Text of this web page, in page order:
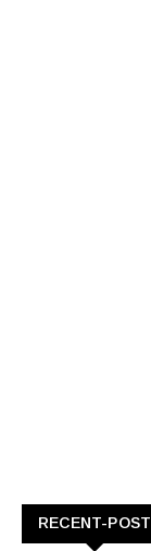
RECENT-POST